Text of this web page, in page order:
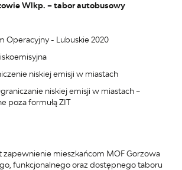
Wlkp. – tabor autobusowy
Operacyjny - Lubuskie 2020
niskiej emisji w miastach
niskiej emisji w miastach –
poza formułą ZIT
zapewnienie mieszkańcom MOF Gorzowa
funkcjonalnego oraz dostępnego taboru